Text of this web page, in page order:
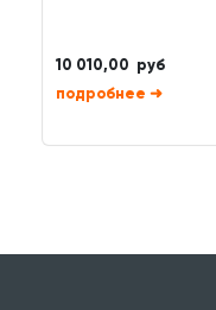
10 010,00 руб
➜